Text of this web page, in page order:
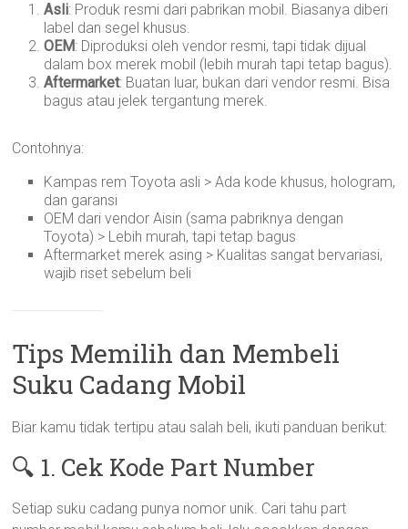
Asli: Produk resmi dari pabrikan mobil. Biasanya diberi
label dan segel khusus.
OEM: Diproduksi oleh vendor resmi, tapi tidak dijual
dalam box merek mobil (lebih murah tapi tetap bagus).
Aftermarket: Buatan luar, bukan dari vendor resmi. Bisa
bagus atau jelek tergantung merek.
Contohnya:
Kampas rem Toyota asli > Ada kode khusus, hologram,
dan garansi
OEM dari vendor Aisin (sama pabriknya dengan
Toyota) > Lebih murah, tapi tetap bagus
Aftermarket merek asing > Kualitas sangat bervariasi,
wajib riset sebelum beli
Tips Memilih dan Membeli
Suku Cadang Mobil
Biar kamu tidak tertipu atau salah beli, ikuti panduan berikut:
🔍 1. Cek Kode Part Number
Setiap suku cadang punya nomor unik. Cari tahu part